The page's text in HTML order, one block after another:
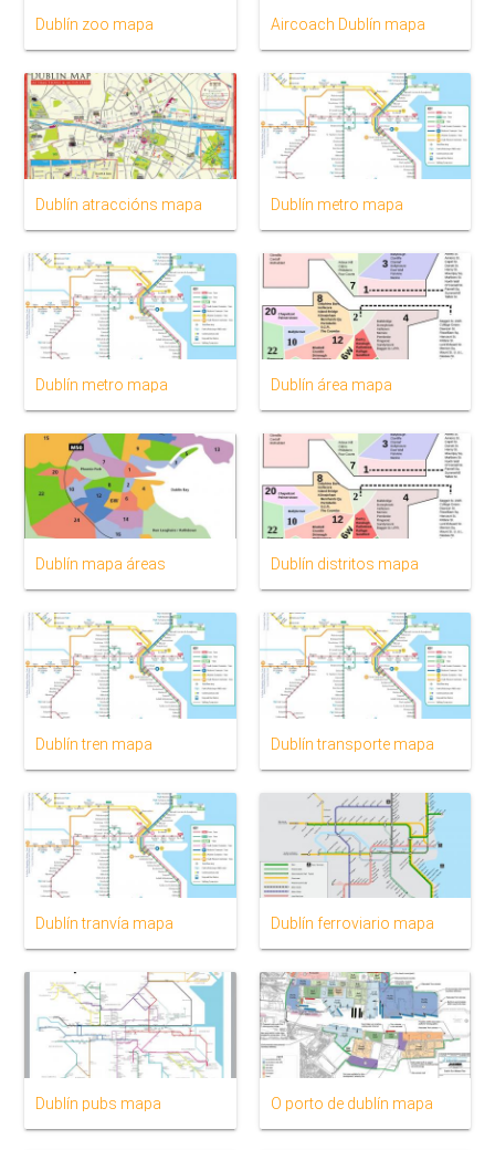
Dublín zoo mapa Aircoach Dublín mapa
Dublín atraccións mapa Dublín metro mapa
Dublín metro mapa Dublín área mapa
Dublín mapa áreas Dublín distritos mapa
Dublín tren mapa Dublín transporte mapa
Dublín tranvía mapa Dublín ferroviario mapa
Dublín pubs mapa O porto de dublín mapa